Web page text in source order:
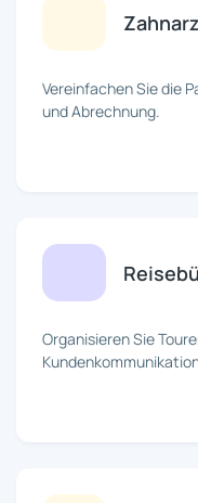
Vereinfachen Sie die
und Abrechnung.
Organisieren Sie